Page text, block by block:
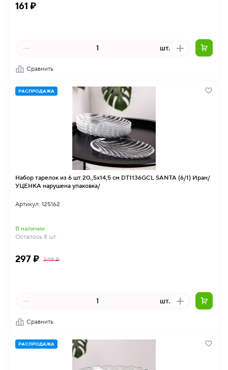
161 ₽
шт.
Сравнить
РАСПРОДАЖА
Набор тарелок из 6 шт 20.,5х14,5 см DT1136GCL SANTA (6/1) Иран/
УЦЕНКА нарушена упаковка/
Артикул: 125162
В наличии
Осталось 8 шт.
297 ₽ 349 ₽
шт.
Сравнить
РАСПРОДАЖА